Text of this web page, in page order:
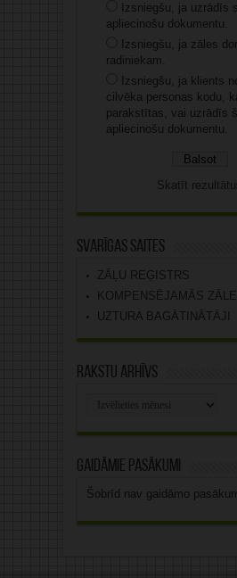
Izsniegšu, ja uzrādīs
apliecinošu dokumentu.
Izsniegšu, ja zāles
radiniekam.
Izsniegšu, ja klients
cilvēka personas kodu,
parakstītas, vai uzrādīs
apliecinošu dokumentu.
Skatīt
Svarīgas saites
ZĀĻU REĢISTRS
KOMPENSĒJAMĀS
UZTURA BAGĀTINĀTĀJI
Rakstu arhīvs
Gaidāmie pasākumi
Šobrīd nav gaidāmo